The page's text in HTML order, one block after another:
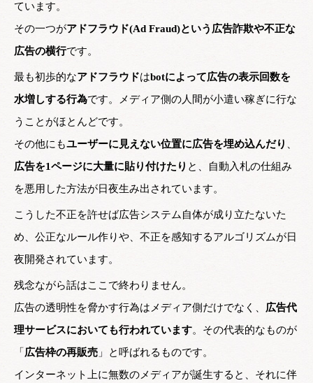
ています。
その一つがアドフラウド(Ad Fraud)という広告詐欺や不正な
広告の横行です。
最も初歩的なアドフラウドはbotによって広告の表示回数を
水増しする行為です。メディア側の人間が小遣い稼ぎに行な
うことがほとんどです。
その他にもユーザーに見えない位置に広告を埋め込んだり 、
広告を1ページに大量に貼り付けたり と、自動入札の仕組み
を悪用した方法が日夜生み出されています。
こうした不正を許せば広告システム自体が成り立たないた
め、公正なルール作りや、不正を感知するアルゴリズムが日
夜開発されています。
残念ながら話はここで終わりません。
広告の透明性を脅かす行為はメディア側だけでなく、 広告代
理サービスにおいても行われています。その代表的なものが
「 広告枠の再販売 」と呼ばれるものです。
インターネット上に無数のメディアが誕生すると、それに伴